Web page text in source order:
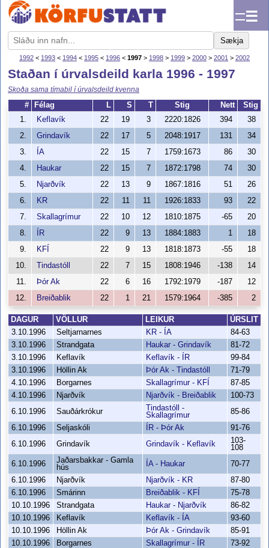
☰
Sækja
1992 < 1993 < 1994 < 1995 < 1996 < 1997 > 1998 > 1999 > 2000 > 2001 > 2002
Staðan í úrvalsdeild karla 1996 - 1997
Skoða sama tímabil í úrvalsdeild kvenna
#
Félag L S T Stig Nett
Stig
1.
Keflavík 22 19 3 2220:1826 394
38
2.
Grindavík 22 17 5 2048:1917 131
34
3.
ÍA 22 15 7 1759:1673 86
30
4.
Haukar 22 15 7 1872:1798 74
30
5.
Njarðvík 22 13 9 1867:1816 51
26
6.
KR 22 11 11 1926:1833 93
22
7.
Skallagrímur 22 10 12 1810:1875 -65
20
8.
ÍR 22 9 13 1884:1883 1
18
9.
KFÍ 22 9 13 1818:1873 -55
18
10.
Tindastóll 22 7 15 1808:1946 -138
14
11.
Þór Ak 22 6 16 1792:1979 -187
12
12.
Breiðablik 22 1 21 1579:1964 -385 2
DAGUR VÖLLUR LEIKUR
ÚRSLIT
3.10.1996
Seltjarnarnes KR - ÍA
84-63
3.10.1996
Strandgata Haukar - Grindavík
81-72
3.10.1996
Keflavík Keflavík - ÍR
99-84
3.10.1996
Höllin Ak Þór Ak - Tindastóll
71-79
4.10.1996
Borgarnes Skallagrímur - KFÍ
87-85
4.10.1996
Njarðvík Njarðvík - Breiðablik
100-73
6.10.1996
Sauðárkrókur
Tindastóll -
Skallagrímur
85-86
6.10.1996
Seljaskóli ÍR - Þór Ak
91-76
6.10.1996
Grindavík Grindavík - Keflavík
103-
108
6.10.1996
Jaðarsbakkar - Gamla
hús
ÍA - Haukar
70-77
6.10.1996
Njarðvík Njarðvík - KR
87-80
6.10.1996
Smárinn Breiðablik - KFÍ
75-78
10.10.1996
Strandgata Haukar - Njarðvík
86-82
10.10.1996
Keflavík Keflavík - ÍA
93-60
10.10.1996
Höllin Ak Þór Ak - Grindavík
85-91
10.10.1996
Borgarnes Skallagrímur - ÍR
73-92